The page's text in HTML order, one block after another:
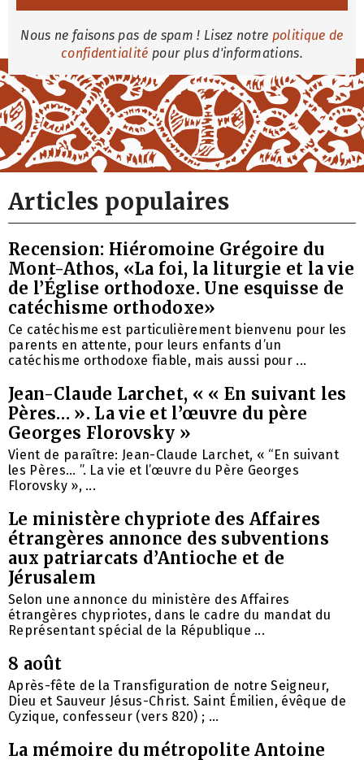
Nous ne faisons pas de spam ! Lisez notre politique de
confidentialité pour plus d'informations.
Articles populaires
Recension: Hiéromoine Grégoire du
Mont-Athos, «La foi, la liturgie et la vie
de l’Église orthodoxe. Une esquisse de
catéchisme orthodoxe»
Ce catéchisme est particulièrement bienvenu pour les
parents en attente, pour leurs enfants d’un
catéchisme orthodoxe fiable, mais aussi pour ...
Jean-Claude Larchet, « « En suivant les
Pères… ». La vie et l’œuvre du père
Georges Florovsky »
Vient de paraître: Jean-Claude Larchet, « “En suivant
les Pères… ”. La vie et l’œuvre du Père Georges
Florovsky », ...
Le ministère chypriote des Affaires
étrangères annonce des subventions
aux patriarcats d’Antioche et de
Jérusalem
Selon une annonce du ministère des Affaires
étrangères chypriotes, dans le cadre du mandat du
Représentant spécial de la République ...
8 août
Après-fête de la Transfiguration de notre Seigneur,
Dieu et Sauveur Jésus-Christ. Saint Émilien, évêque de
Cyzique, confesseur (vers 820) ; ...
La mémoire du métropolite Antoine